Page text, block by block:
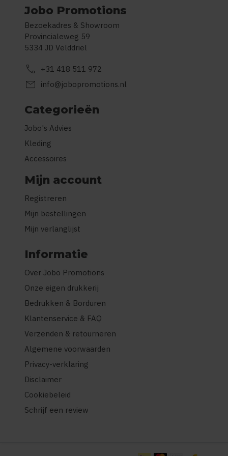
Jobo Promotions
Bezoekadres & Showroom
Provincialeweg 59
5334 JD Velddriel
call +31 418 511 972
mail info@jobopromotions.nl
Categorieën
Jobo's Advies
Kleding
Accessoires
Mijn account
Registreren
Mijn bestellingen
Mijn verlanglijst
Informatie
Over Jobo Promotions
Onze eigen drukkerij
Bedrukken & Borduren
Klantenservice & FAQ
Verzenden & retourneren
Algemene voorwaarden
Privacy-verklaring
Disclaimer
Cookiebeleid
Schrijf een review